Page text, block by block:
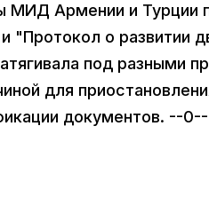
МИД Армении и Турции
"Протокол о развитии
под разными
для
документов. --0--